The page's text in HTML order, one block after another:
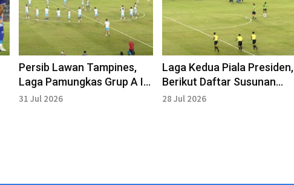
Persib Lawan Tampines,
Laga Pamungkas Grup A Ini
Susunan Pemain Kedua
31 Jul 2026
Laga Kedua Piala Presiden,
Berikut Daftar Susunan
Pemain Persib Versus
28 Jul 2026